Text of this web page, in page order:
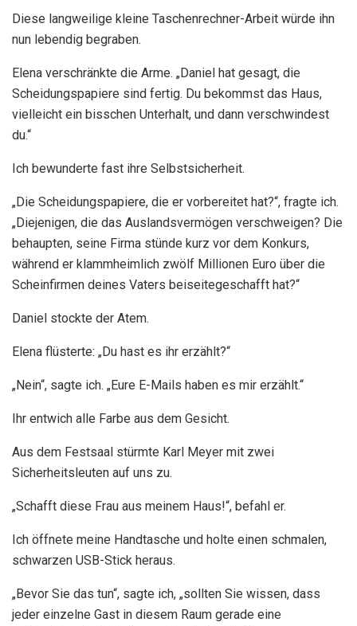
Diese langweilige kleine Taschenrechner-Arbeit würde ihn
nun lebendig begraben.
Elena verschränkte die Arme. „Daniel hat gesagt, die
Scheidungspapiere sind fertig. Du bekommst das Haus,
vielleicht ein bisschen Unterhalt, und dann verschwindest
du.“
Ich bewunderte fast ihre Selbstsicherheit.
„Die Scheidungspapiere, die er vorbereitet hat?“, fragte ich.
„Diejenigen, die das Auslandsvermögen verschweigen? Die
behaupten, seine Firma stünde kurz vor dem Konkurs,
während er klammheimlich zwölf Millionen Euro über die
Scheinfirmen deines Vaters beiseitegeschafft hat?“
Daniel stockte der Atem.
Elena flüsterte: „Du hast es ihr erzählt?“
„Nein“, sagte ich. „Eure E-Mails haben es mir erzählt.“
Ihr entwich alle Farbe aus dem Gesicht.
Aus dem Festsaal stürmte Karl Meyer mit zwei
Sicherheitsleuten auf uns zu.
„Schafft diese Frau aus meinem Haus!“, befahl er.
Ich öffnete meine Handtasche und holte einen schmalen,
schwarzen USB-Stick heraus.
„Bevor Sie das tun“, sagte ich, „sollten Sie wissen, dass
jeder einzelne Gast in diesem Raum gerade eine